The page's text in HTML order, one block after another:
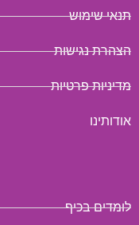
תנאי שימוש
הצהרת נגישות
מדיניות פרטיות
אודותינו
לומדים בכיף